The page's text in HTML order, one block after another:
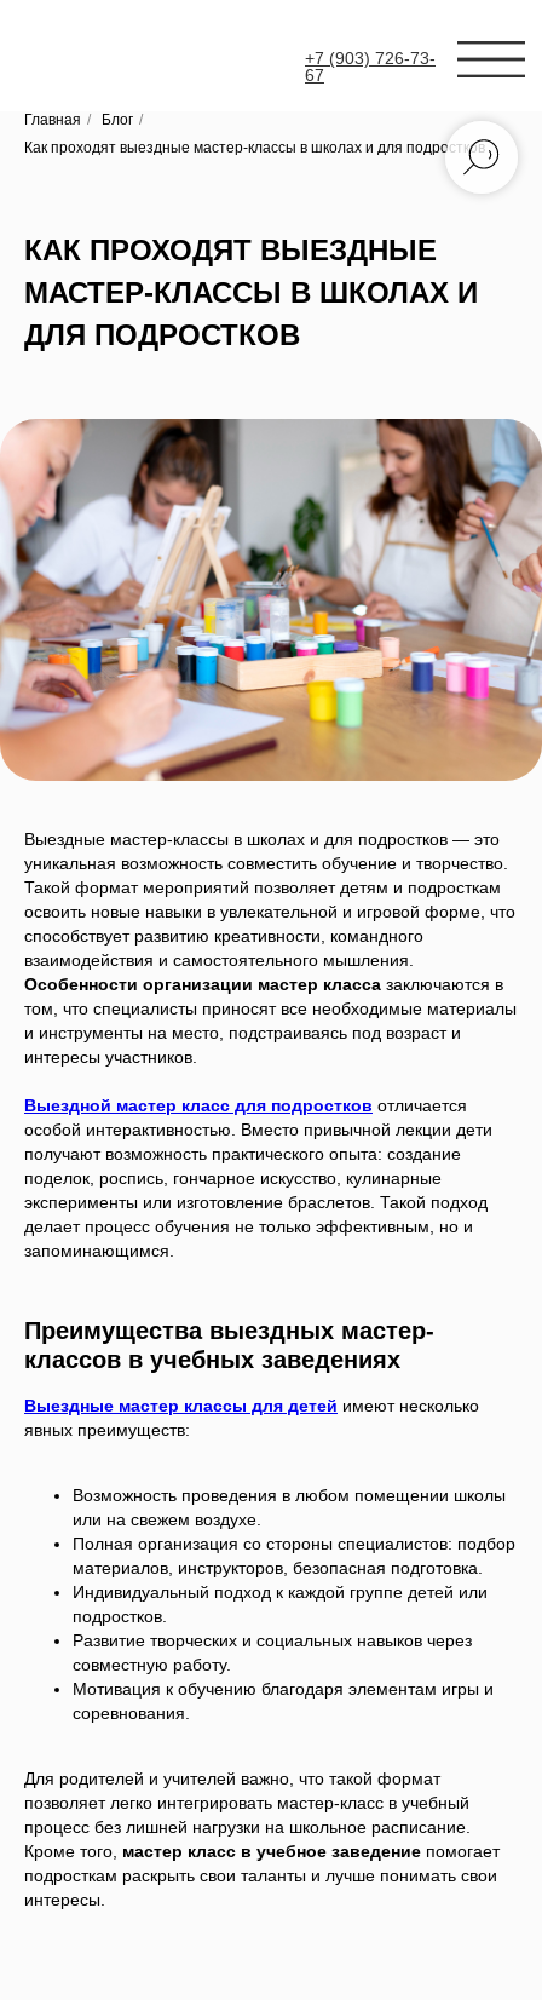
Главная / Блог /
Как проходят выездные мастер-классы в школах и для подростков
КАК ПРОХОДЯТ ВЫЕЗДНЫЕ
МАСТЕР-КЛАССЫ В ШКОЛАХ И
ДЛЯ ПОДРОСТКОВ
Выездные мастер-классы в школах и для подростков — это
уникальная возможность совместить обучение и творчество.
Такой формат мероприятий позволяет детям и подросткам
освоить новые навыки в увлекательной и игровой форме, что
способствует развитию креативности, командного
взаимодействия и самостоятельного мышления.
Особенности организации мастер класса заключаются в
том, что специалисты приносят все необходимые материалы
и инструменты на место, подстраиваясь под возраст и
интересы участников.
Выездной мастер класс для подростков отличается
особой интерактивностью. Вместо привычной лекции дети
получают возможность практического опыта: создание
поделок, роспись, гончарное искусство, кулинарные
эксперименты или изготовление браслетов. Такой подход
делает процесс обучения не только эффективным, но и
запоминающимся.
Преимущества выездных мастер-
классов в учебных заведениях
Выездные мастер классы для детей имеют несколько
явных преимуществ:
Возможность проведения в любом помещении школы
или на свежем воздухе.
Полная организация со стороны специалистов: подбор
материалов, инструкторов, безопасная подготовка.
Индивидуальный подход к каждой группе детей или
подростков.
Развитие творческих и социальных навыков через
совместную работу.
Мотивация к обучению благодаря элементам игры и
соревнования.
Для родителей и учителей важно, что такой формат
позволяет легко интегрировать мастер-класс в учебный
процесс без лишней нагрузки на школьное расписание.
Кроме того, мастер класс в учебное заведение помогает
подросткам раскрыть свои таланты и лучше понимать свои
интересы.